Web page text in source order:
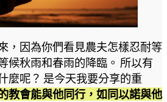
，因為你們看見農夫怎樣忍耐等
候秋雨和春雨的降臨。 所以有
麼呢？ 是今天我要分享的重
教會能與他同行，如同以諾與他